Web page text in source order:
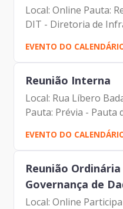
Local: Online Pauta:
DIT - Diretoria de
Participantes:
Dias Marçal Mauricio
Bispo Yeso Amalfi...
EVENTO DO
Reunião Interna
Local: Rua Líbero
Pauta: Prévia - Pauta
Participantes:
Magnani Hiromoto
EVENTO DO
Reunião
Governança de
Local: Online